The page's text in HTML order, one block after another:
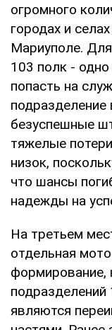
огромного
городах и
Мариуполе.
103 полк -
попасть на
подразделение
безуспешные
тяжелые
низок,
что шансы
надежды на
На третьем
отдельная
формирование,
подразделений
являются